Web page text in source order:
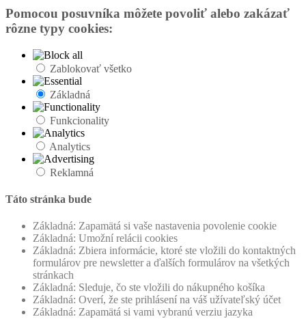
Pomocou posuvníka môžete povoliť alebo zakázať
rôzne typy cookies:
Zablokovať všetko
Základná
Funkcionality
Analytics
Reklamná
Táto stránka bude
Základná: Zapamätá si vaše nastavenia povolenie cookie
Základná: Umožní relácii cookies
Základná: Zbiera informácie, ktoré ste vložili do kontaktných
formulárov pre newsletter a ďalších formulárov na všetkých
stránkach
Základná: Sleduje, čo ste vložili do nákupného košíka
Základná: Overí, že ste prihlásení na váš užívateľský účet
Základná: Zapamätá si vami vybranú verziu jazyka